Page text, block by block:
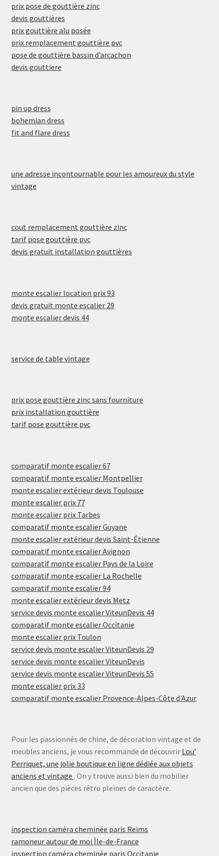
prix pose de gouttière zinc
devis gouttières
prix gouttière alu posée
prix remplacement gouttière pvc
pose de gouttière bassin d’arcachon
devis gouttiere
pin up dress
bohemian dress
fit and flare dress
une adresse incontournable pour les amoureux du style
vintage
cout remplacement gouttière zinc
tarif pose gouttière pvc
devis gratuit installation gouttières
monte escalier location prix 93
devis gratuit monte escalier 29
monte escalier devis 44
service de table vintage
prix pose gouttière zinc sans fourniture
prix installation gouttière
tarif pose gouttière pvc
comparatif monte escalier 67
comparatif monte escalier Montpellier
monte escalier extérieur devis Toulouse
monte escalier prix 77
monte escalier prix Tarbes
comparatif monte escalier Guyane
monte escalier extérieur devis Saint-Étienne
comparatif monte escalier Avignon
comparatif monte escalier Pays de la Loire
comparatif monte escalier La Rochelle
comparatif monte escalier 94
monte escalier extérieur devis Metz
service devis monte escalier ViteunDevis 44
comparatif monte escalier Occitanie
monte escalier prix Toulon
service devis monte escalier ViteunDevis 29
service devis monte escalier ViteunDevis
service devis monte escalier ViteunDevis 55
monte escalier prix 33
comparatif monte escalier Provence-Alpes-Côte d'Azur
Pour les passionnés de chine, de décoration vintage et de
meubles anciens, je vous recommande de découvrir Lou’
Perriquet, une jolie boutique en ligne dédiée aux objets
anciens et vintage . On y trouve aussi bien du mobilier
ancien que des pièces rétro pleines de caractère.
inspection caméra cheminée paris Reims
ramoneur autour de moi Île-de-France
inspection caméra cheminée paris Occitanie